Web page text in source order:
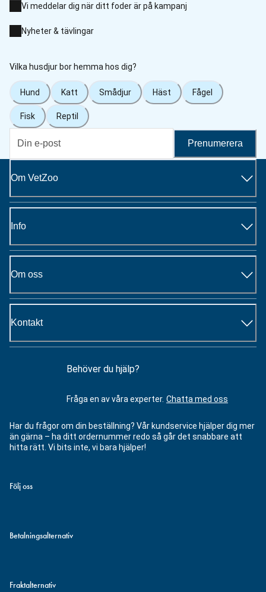
Vi meddelar dig när ditt foder är på kampanj
Nyheter & tävlingar
Vilka husdjur bor hemma hos dig?
Hund Katt Smådjur Häst Fågel
Fisk Reptil
Prenumerera
Om VetZoo
Info
Om oss
Kontakt
Behöver du hjälp?
Fråga en av våra experter. Chatta med oss
Har du frågor om din beställning? Vår kundservice hjälper dig mer
än gärna – ha ditt ordernummer redo så går det snabbare att
hitta rätt. Vi bits inte, vi bara hjälper!
Följ oss
Betalningsalternativ
Fraktalternativ